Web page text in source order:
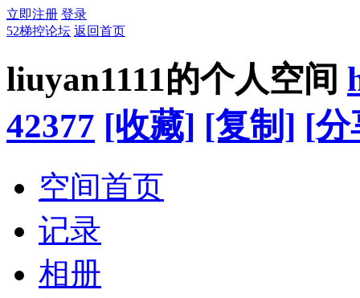
立即注册 登录
52梯控论坛 返回首页
liuyan1111的个人空间
42377 [收藏] [复制] [分
空间首页
记录
相册